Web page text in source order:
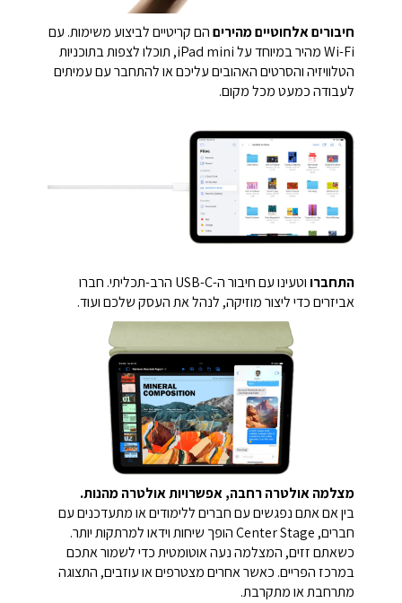
חיבורים אלחוטיים מהיריםהם קריטיים לביצוע משימות. עם
Wi-Fi מהיר במיוחד על iPad mini, תוכלו לצפות בתוכניות
הטלוויזיה והסרטים האהובים עליכם או להתחבר עם עמיתים
לעבודה כמעט מכל מקום.
התחברו
וטעינו עם חיבור ה-USB-C הרב-תכליתי. חברו
אביזרים כדי ליצור מוזיקה, לנהל את העסק שלכם ועוד.
מצלמה אולטרה רחבה, אפשרויות אולטרה מהנות.
בין אם אתם נפגשים עם חברים ללימודים או מתעדכנים עם
חברים, Center Stage הופך שיחות וידאו למרתקות יותר.
כשאתם זזים, המצלמה נעה אוטומטית כדי לשמור אתכם
במרכז הפריים. כאשר אחרים מצטרפים או עוזבים, התצוגה
מתרחבת או מתקרבת.